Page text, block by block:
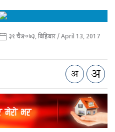
३१ चैत्र २०७३, बिहिबार / April 13, 2017